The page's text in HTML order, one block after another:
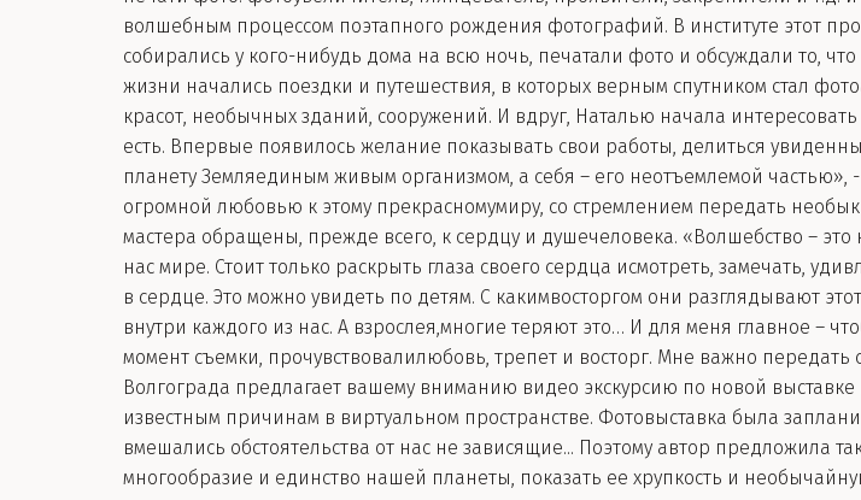
волшебным процессом поэтапного рождения фотографий. В институте этот
собирались у кого-нибудь дома на всю ночь, печатали фото и обсуждали то,
жизни начались поездки и путешествия, в которых верным спутником стал
красот, необычных зданий, сооружений. И вдруг, Наталью начала
есть. Впервые появилось желание показывать свои работы, делиться
планету Земляединым живым организмом, а себя – его неотъемлемой
огромной любовью к этому прекрасномумиру, со стремлением передать
мастера обращены, прежде всего, к сердцу и душечеловека. «Волшебство –
нас мире. Стоит только раскрыть глаза своего сердца исмотреть, замечать,
в сердце. Это можно увидеть по детям. С какимвосторгом они разглядывают
внутри каждого из нас. А взрослея,многие теряют это… И для меня главное –
момент съемки, прочувствовалилюбовь, трепет и восторг. Мне важно
Волгограда предлагает вашему вниманию видео экскурсию по новой
известным причинам в виртуальном пространстве. Фотовыставка была
вмешались обстоятельства от нас не зависящие... Поэтому автор предложила
многообразие и единство нашей планеты, показать ее хрупкость и